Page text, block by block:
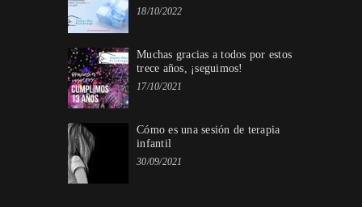
18/10/2022
Muchas gracias a todos por estos
trece años, ¡seguimos!
17/10/2021
Cómo es una sesión de terapia
infantil
30/09/2021